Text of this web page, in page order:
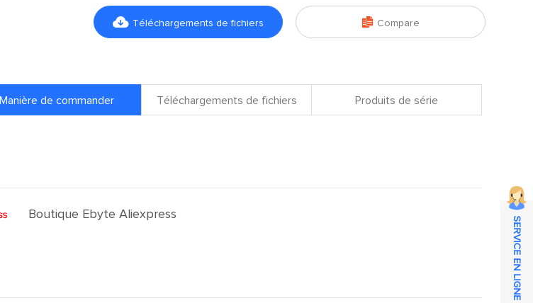
 Téléchargements de fichiers  Compare
Manière de commander Téléchargements de fichiers Produits de série
Boutique Ebyte Aliexpress
SERVICE EN LIGNE